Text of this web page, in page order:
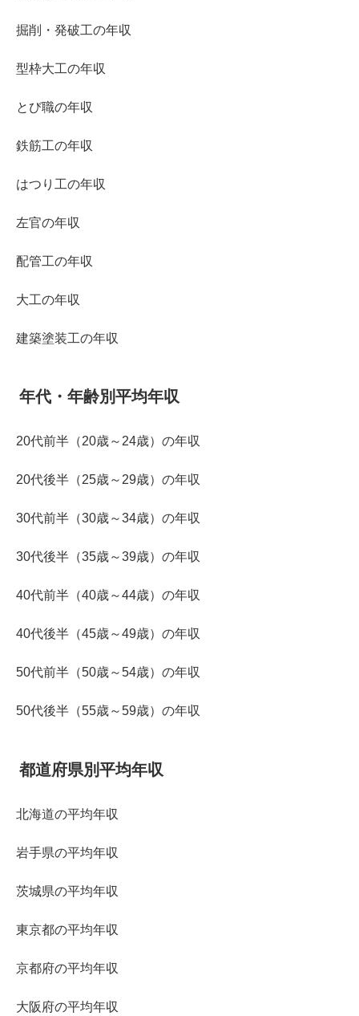
掘削・発破工の年収
型枠大工の年収
とび職の年収
鉄筋工の年収
はつり工の年収
左官の年収
配管工の年収
大工の年収
建築塗装工の年収
年代・年齢別平均年収
20代前半（20歳～24歳）の年収
20代後半（25歳～29歳）の年収
30代前半（30歳～34歳）の年収
30代後半（35歳～39歳）の年収
40代前半（40歳～44歳）の年収
40代後半（45歳～49歳）の年収
50代前半（50歳～54歳）の年収
50代後半（55歳～59歳）の年収
都道府県別平均年収
北海道の平均年収
岩手県の平均年収
茨城県の平均年収
東京都の平均年収
京都府の平均年収
大阪府の平均年収